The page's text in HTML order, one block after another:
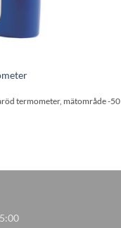
termometer, mätområde -50